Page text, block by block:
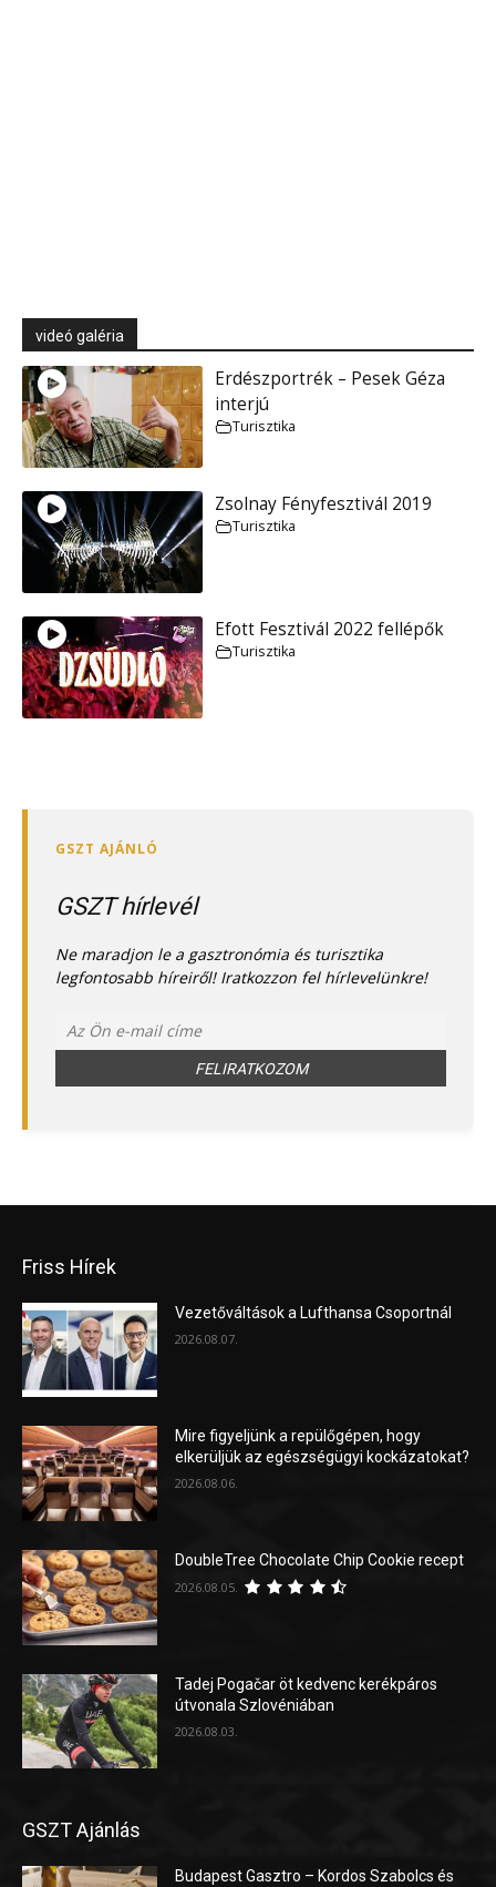
videó galéria
Erdészportrék – Pesek Géza
interjú
Turisztika
Zsolnay Fényfesztivál 2019
Turisztika
Efott Fesztivál 2022 fellépők
Turisztika
GSZT hírlevél
Ne maradjon le a gasztronómia és turisztika
legfontosabb híreiről! Iratkozzon fel hírlevelünkre!
Friss Hírek
Vezetőváltások a Lufthansa Csoportnál
2026.08.07.
Mire figyeljünk a repülőgépen, hogy
elkerüljük az egészségügyi kockázatokat?
2026.08.06.
DoubleTree Chocolate Chip Cookie recept
2026.08.05.
Tadej Pogačar öt kedvenc kerékpáros
útvonala Szlovéniában
2026.08.03.
GSZT Ajánlás
Budapest Gasztro – Kordos Szabolcs és